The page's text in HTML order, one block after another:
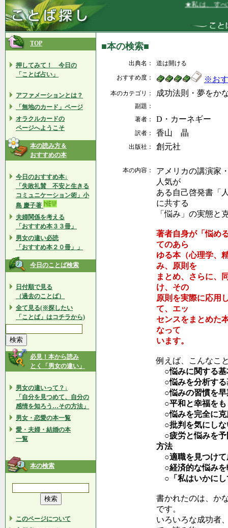
★私は、すべ
TOP
押してみて！ 今日の
「ことば占い」
アファメーションとは？
「無地のカード」ページ
オラクルカードの
ページへようこそ
本の読み方＆
おすすめの本
今日のおすすめ本↓
「失敗礼賛 不安と生きる
コミュニケーション術」小
島 慶子著
夫婦関係を考える
「おすすめ本３３冊」
男女の違い必読
「おすすめ本２０冊」」
今日のことば検索
日付順で見る
（過去のことば）
全て見る(※探したい
「ことば」はコチラから)
必見！本から読み
とく「男女の違い」
男女の違いって？↓
「自分を見つめて、自分の
感情を知ろう…その方法」
男女・恋愛の本一覧
愛・夫婦・結婚の本
一覧
本の検索
このページについて
■本の検索■
出典名：
道は開ける
おすすめ度：
※お
本のカテゴリ： 成功法則・夢をか
副題：
著者：
D・カーネギー
訳者： 香山 晶
出版社： 創元社
本の内容：
アメリカの講演家
人気が
ある自己啓発書「
に共する
「悩み」の実態と
著者自身が「悩め
てのあら
ゆる本（心理学、
み、原則を
まとめ、さらに、
け、その
原則を実際に応用
て、エッ
センスをまとめた
なって
います。
例えば、こんなこ
○悩みに関する基
○悩みを分析する
○悩みの習慣を早
○平和と幸福をも
○悩みを完全に克
○批判を気にしな
○疲労と悩みを予
方法
○適職を見つけて
○経済的な悩みを
○「私はいかにし
書かれたのは、か
です。
いろいろな成功者